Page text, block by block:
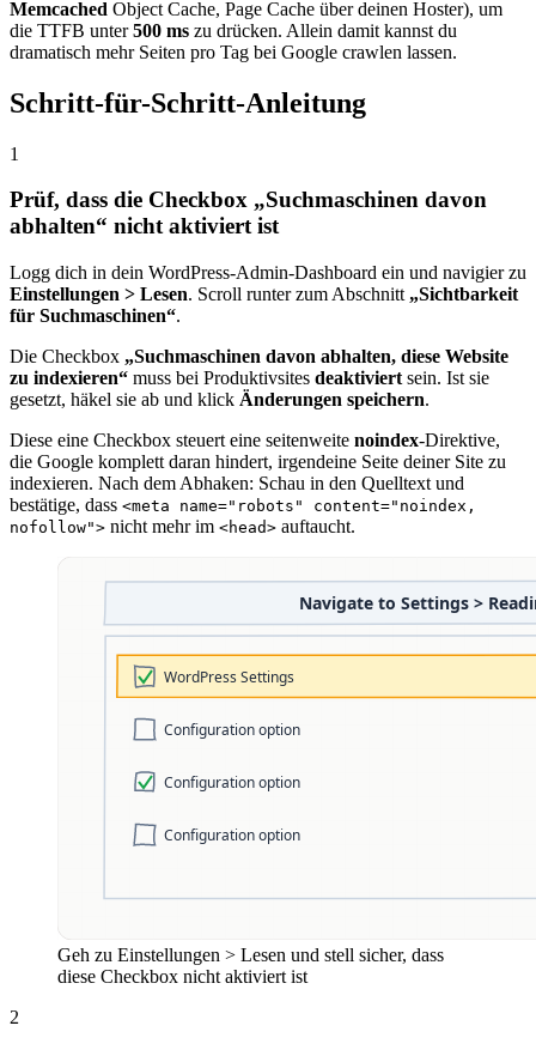
Memcached Object Cache, Page Cache über deinen Hoster), um
die TTFB unter500 ms zu drücken. Allein damit kannst du
dramatisch mehr Seiten pro Tag bei Google crawlen lassen.
Schritt-für-Schritt-Anleitung
1
Prüf, dass die Checkbox „Suchmaschinen davon
abhalten“ nicht aktiviert ist
Logg dich in dein WordPress-Admin-Dashboard ein und navigier zu
Einstellungen > Lesen. Scroll runter zum Abschnitt „Sichtbarkeit
für Suchmaschinen“.
Die Checkbox „Suchmaschinen davon abhalten, diese Website
zu indexieren“ muss bei Produktivsites deaktiviert sein. Ist sie
gesetzt, häkel sie ab und klick Änderungen speichern.
Diese eine Checkbox steuert eine seitenweite noindex-Direktive,
die Google komplett daran hindert, irgendeine Seite deiner Site zu
indexieren. Nach dem Abhaken: Schau in den Quelltext und
bestätige, dass <meta name="robots" content="noindex,
nofollow"> nicht mehr im <head> auftaucht.
Geh zu Einstellungen > Lesen und stell sicher, dass
diese Checkbox nicht aktiviert ist
2